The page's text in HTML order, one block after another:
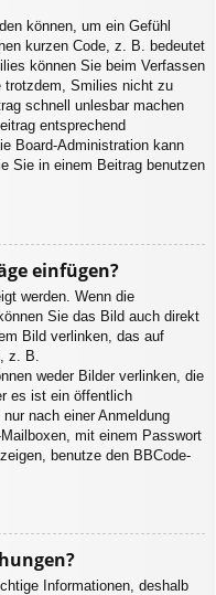
können, um ein Gefühl
kurzen Code, z. B. bedeutet
können Sie beim Verfassen
trotzdem, Smilies nicht zu
schnell unlesbar machen
entsprechend
Board-Administration kann
Sie in einem Beitrag benutzen
einfügen?
werden. Wenn die
Sie das Bild auch direkt
Bild verlinken, das auf
z. B.
weder Bilder verlinken, die
es ist ein öffentlich
nach einer Anmeldung
mit einem Passwort
benutze den BBCode-
Informationen, deshalb